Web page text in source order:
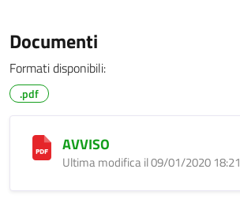
Documenti
Formati disponibili:
.pdf
AVVISO
Ultima modifica il 09/01/2020 18:21